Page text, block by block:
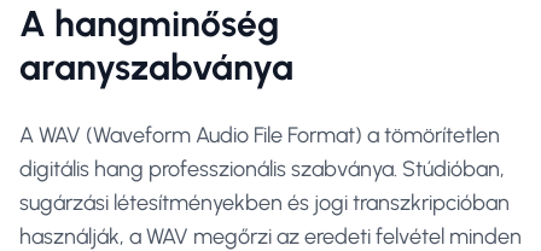
A hangminőség
aranyszabványa
A WAV (Waveform Audio File Format) a tömörítetlen
digitális hang professzionális szabványa. Stúdióban,
sugárzási létesítményekben és jogi transzkripcióban
használják, a WAV megőrzi az eredeti felvétel minden